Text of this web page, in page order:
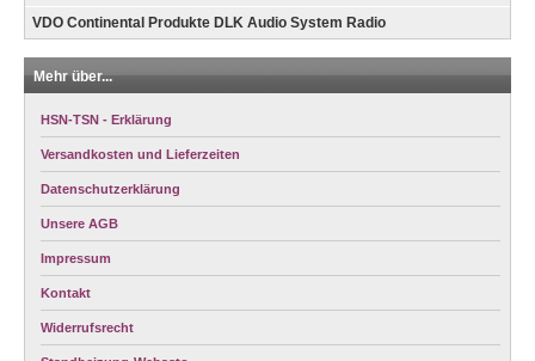
VDO Continental Produkte DLK Audio System Radio
Mehr über...
HSN-TSN - Erklärung
Versandkosten und Lieferzeiten
Datenschutzerklärung
Unsere AGB
Impressum
Kontakt
Widerrufsrecht